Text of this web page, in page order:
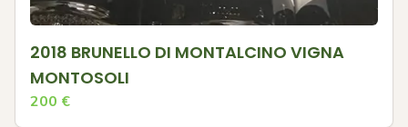
2018 BRUNELLO DI MONTALCINO VIGNA
MONTOSOLI
200 €